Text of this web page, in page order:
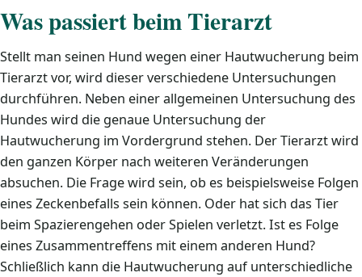
Was passiert beim Tierarzt
Stellt man seinen Hund wegen einer Hautwucherung beim
Tierarzt vor, wird dieser verschiedene Untersuchungen
durchführen. Neben einer allgemeinen Untersuchung des
Hundes wird die genaue Untersuchung der
Hautwucherung im Vordergrund stehen. Der Tierarzt wird
den ganzen Körper nach weiteren Veränderungen
absuchen. Die Frage wird sein, ob es beispielsweise Folgen
eines Zeckenbefalls sein können. Oder hat sich das Tier
beim Spazierengehen oder Spielen verletzt. Ist es Folge
eines Zusammentreffens mit einem anderen Hund?
Schließlich kann die Hautwucherung auf unterschiedliche